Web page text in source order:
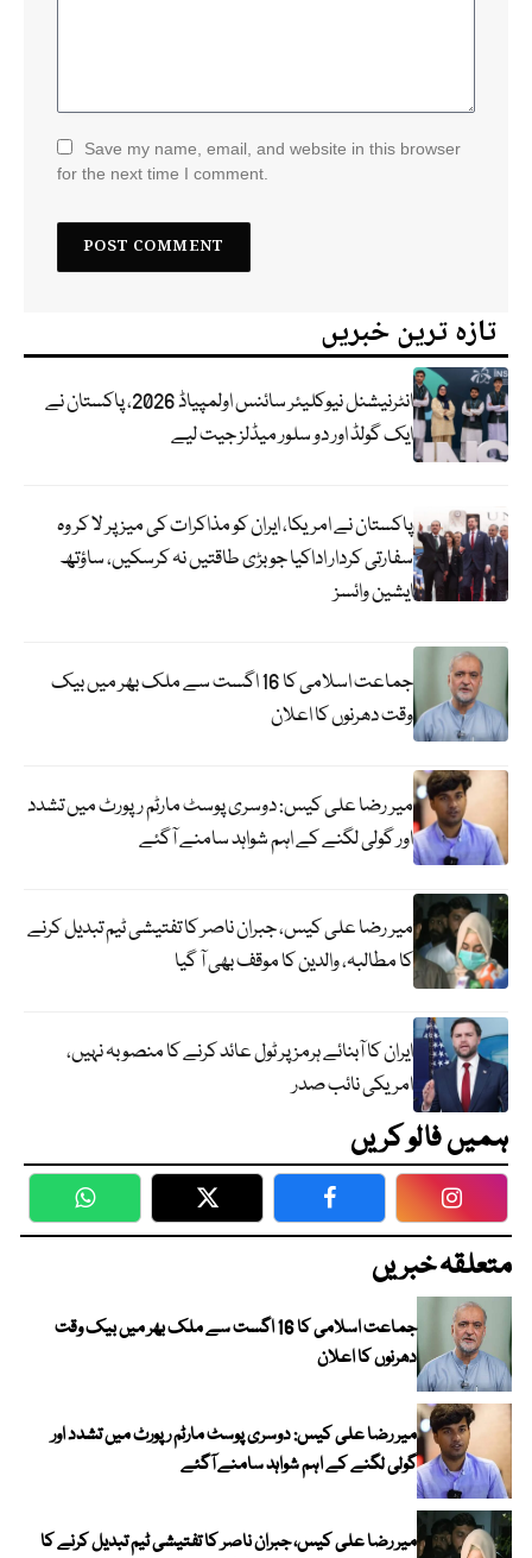
Save my name, email, and website in this browser
for the next time I comment.
تازہ ترین خبریں
انٹرنیشنل نیوکلیئر سائنس اولمپیاڈ 2026، پاکستان نے
ایک گولڈ اور دو سلور میڈلز جیت لیے
پاکستان نے امریکا، ایران کو مذاکرات کی میز پر لا کر وہ
سفارتی کردار اداکیا جو بڑی طاقتیں نہ کرسکیں، ساؤتھ
ایشین وائسز
جماعت اسلامی کا 16 اگست سے ملک بھر میں بیک
وقت دھرنوں کا اعلان
میر رضا علی کیس: دوسری پوسٹ مارٹم رپورٹ میں تشدد
اور گولی لگنے کے اہم شواہد سامنے آگئے
میر رضا علی کیس، جبران ناصر کا تفتیشی ٹیم تبدیل کرنے
کا مطالبہ، والدین کا موقف بھی آ گیا
ایران کا آبنائے ہرمز پر ٹول عائد کرنے کا منصوبہ نہیں،
امریکی نائب صدر
ہمیں فالو کریں
WhatsApp Twitter Facebook
متعلقہ خبریں
جماعت اسلامی کا 16 اگست سے ملک بھر میں بیک وقت
دھرنوں کا اعلان
میر رضا علی کیس: دوسری پوسٹ مارٹم رپورٹ میں تشدد اور
گولی لگنے کے اہم شواہد سامنے آگئے
میر رضا علی کیس، جبران ناصر کا تفتیشی ٹیم تبدیل کرنے کا